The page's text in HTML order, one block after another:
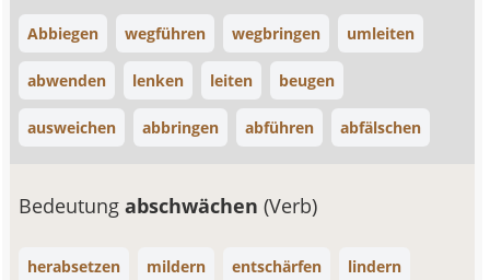
Abbiegen wegführen wegbringen umleiten
abwenden lenken leiten beugen
ausweichen abbringen abführen abfälschen
Bedeutungabschwächen(Verb)
herabsetzen mildern entschärfen lindern